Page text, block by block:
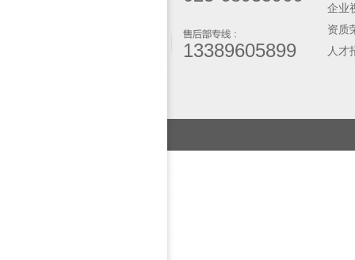
13389605899
企业
资质
人才